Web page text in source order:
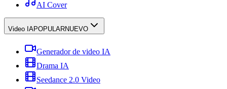
AI Cover
Video IAPOPULARNUEVO
Generador de video IA
Drama IA
Seedance 2.0 Video